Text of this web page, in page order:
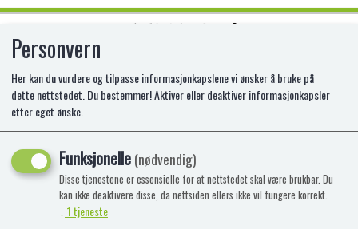
RECYCLEME, SPACE WORLD
Personvern
Her kan du vurdere og tilpasse informasjonkapslene vi ønsker å bruke på
dette nettstedet. Du bestemmer! Aktiver eller deaktiver informasjonkapsler
etter eget ønske.
Funksjonelle(nødvendig)
Disse tjenestene er essensielle for at nettstedet skal være brukbar. Du
kan ikke deaktivere disse, da nettsiden ellers ikke vil fungere korrekt.
↓ 1tjeneste